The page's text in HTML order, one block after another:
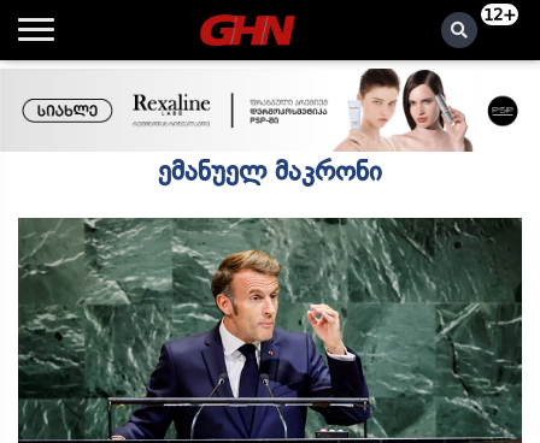
12+
ემანუელ მაკრონი